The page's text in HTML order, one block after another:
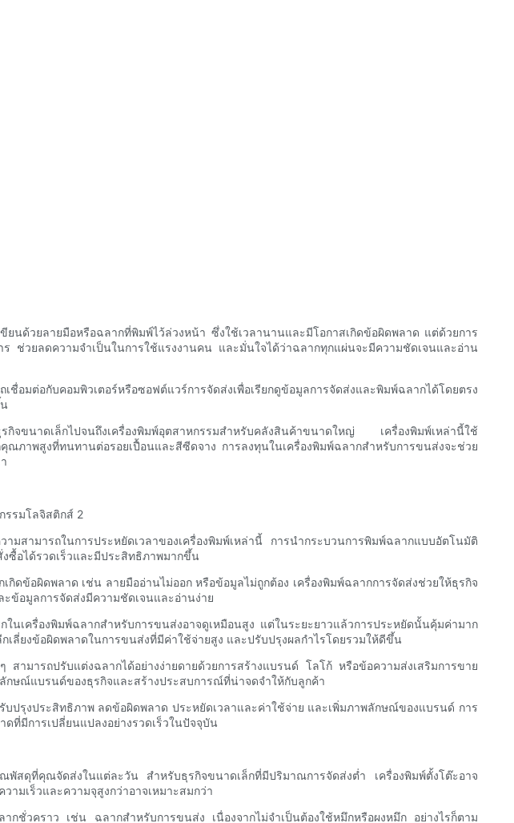
นด้วยลายมือหรือฉลากที่พิมพ์ไว้ล่วงหน้า ซึ่งใช้เวลานานและมีโอกาสเกิดข้อผิดพลาด แต่ด้วยการ
ช่วยลดความจำเป็นในการใช้แรงงานคน และมั่นใจได้ว่าฉลากทุกแผ่นจะมีความชัดเจนและอ่าน
มต่อกับคอมพิวเตอร์หรือซอฟต์แวร์การจัดส่งเพื่อเรียกดูข้อมูลการจัดส่งและพิมพ์ฉลากได้โดยตรง
จขนาดเล็กไปจนถึงเครื่องพิมพ์อุตสาหกรรมสำหรับคลังสินค้าขนาดใหญ่ เครื่องพิมพ์เหล่านี้ใช้
ภาพสูงที่ทนทานต่อรอยเปื้อนและสีซีดจาง การลงทุนในเครื่องพิมพ์ฉลากสำหรับการขนส่งจะช่วย
สามารถในการประหยัดเวลาของเครื่องพิมพ์เหล่านี้ การนำกระบวนการพิมพ์ฉลากแบบอัตโนมัติ
ซื้อได้รวดเร็วและมีประสิทธิภาพมากขึ้น
ดข้อผิดพลาด เช่น ลายมืออ่านไม่ออก หรือข้อมูลไม่ถูกต้อง เครื่องพิมพ์ฉลากการจัดส่งช่วยให้ธุรกิจ
ข้อมูลการจัดส่งมีความชัดเจนและอ่านง่าย
เครื่องพิมพ์ฉลากสำหรับการขนส่งอาจดูเหมือนสูง แต่ในระยะยาวแล้วการประหยัดนั้นคุ้มค่ามาก
ลี่ยงข้อผิดพลาดในการขนส่งที่มีค่าใช้จ่ายสูง และปรับปรุงผลกำไรโดยรวมให้ดีขึ้น
ามารถปรับแต่งฉลากได้อย่างง่ายดายด้วยการสร้างแบรนด์ โลโก้ หรือข้อความส่งเสริมการขาย
ษณ์แบรนด์ของธุรกิจและสร้างประสบการณ์ที่น่าจดจำให้กับลูกค้า
ปรุงประสิทธิภาพ ลดข้อผิดพลาด ประหยัดเวลาและค่าใช้จ่าย และเพิ่มภาพลักษณ์ของแบรนด์ การ
ที่มีการเปลี่ยนแปลงอย่างรวดเร็วในปัจจุบัน
สดุที่คุณจัดส่งในแต่ละวัน สำหรับธุรกิจขนาดเล็กที่มีปริมาณการจัดส่งต่ำ เครื่องพิมพ์ตั้งโต๊ะอาจ
มเร็วและความจุสูงกว่าอาจเหมาะสมกว่า
กชั่วคราว เช่น ฉลากสำหรับการขนส่ง เนื่องจากไม่จำเป็นต้องใช้หมึกหรือผงหมึก อย่างไรก็ตาม